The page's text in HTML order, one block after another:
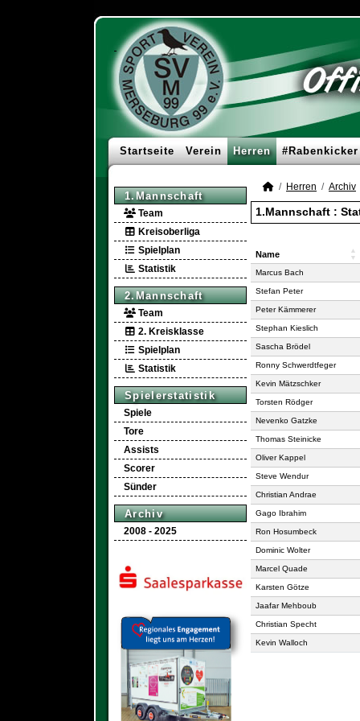
Startseite Verein Herren #Rabenkicker
1.Mannschaft
Team
Kreisoberliga
Spielplan
Statistik
2.Mannschaft
Team
2. Kreisklasse
Spielplan
Statistik
Spielerstatistik
Spiele
Tore
Assists
Scorer
Sünder
Archiv
2008 - 2025
Herren Archiv
1.Mannschaft :
Name
Name
Marcus Bach
Stefan Peter
Peter Kämmerer
Stephan Kieslich
Sascha Brödel
Ronny Schwerdtfeger
Kevin Mätzschker
Torsten Rödger
Nevenko Gatzke
Thomas Steinicke
Oliver Kappel
Steve Wendur
Christian Andrae
Gago Ibrahim
Ron Hosumbeck
Dominic Wolter
Marcel Quade
Karsten Götze
Jaafar Mehboub
Christian Specht
Kevin Walloch